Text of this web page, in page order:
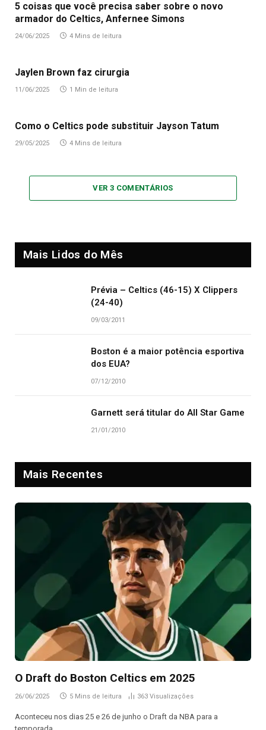
5 coisas que você precisa saber sobre o novo
armador do Celtics, Anfernee Simons
24/06/2025 4 Mins de leitura
Jaylen Brown faz cirurgia
11/06/2025 1 Min de leitura
Como o Celtics pode substituir Jayson Tatum
29/05/2025 4 Mins de leitura
VER 3 COMENTÁRIOS
Mais Lidos do Mês
Prévia – Celtics (46-15) X Clippers
(24-40)
09/03/2011
Boston é a maior potência esportiva
dos EUA?
07/12/2010
Garnett será titular do All Star Game
21/01/2010
Mais Recentes
O Draft do Boston Celtics em 2025
26/06/2025 5 Mins de leitura 363 Visualizações
Aconteceu nos dias 25 e 26 de junho o Draft da NBA para a